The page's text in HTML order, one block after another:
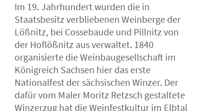
Im 19. Jahrhundert wurden die in
Staatsbesitz verbliebenen Weinberge der
Lößnitz, bei Cossebaude und Pillnitz von
der Hoflößnitz aus verwaltet. 1840
organisierte die Weinbaugesellschaft im
Königreich Sachsen hier das erste
Nationalfest der sächsischen Winzer. Der
dafür vom Maler Moritz Retzsch gestaltete
Winzerzug hat die Weinfestkultur im Elbtal